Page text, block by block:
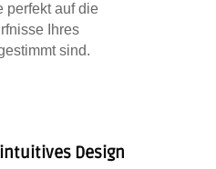
perfekt auf die
Ihres
sind.
Design